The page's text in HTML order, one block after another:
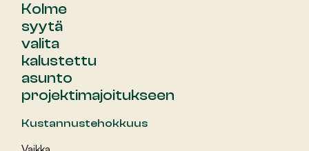
Kolme
syytä
valita
kalustettu
asunto
projektimajoitukseen
Kustannustehokkuus